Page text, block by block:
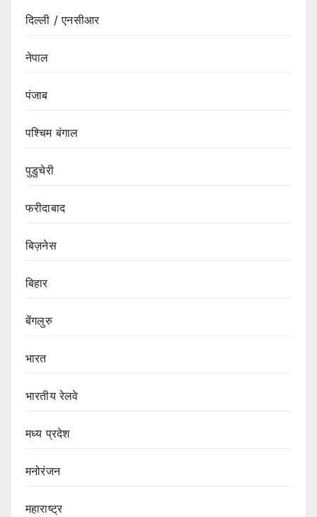
दिल्ली / एनसीआर
नेपाल
पंजाब
पश्चिम बंगाल
पुडुचेरी
फरीदाबाद
बिज़नेस
बिहार
बेंगलुरु
भारत
भारतीय रेलवे
मध्य प्रदेश
मनोरंजन
महाराष्ट्र